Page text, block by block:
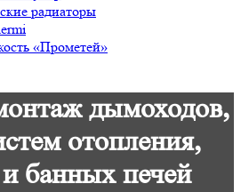
радиаторы
«Прометей»
дымоходов,
отопления,
банных печей